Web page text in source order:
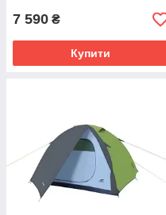
7 590 ₴
Купити